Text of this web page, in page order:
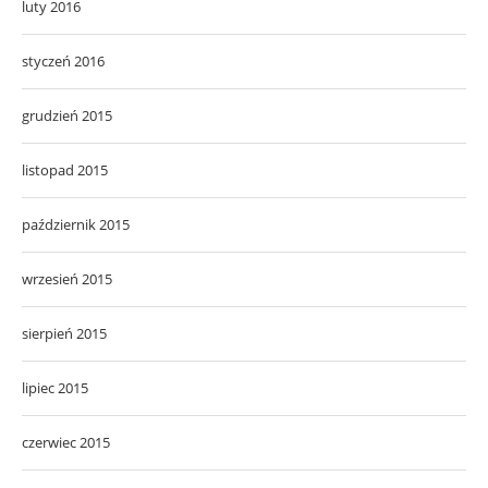
luty 2016
styczeń 2016
grudzień 2015
listopad 2015
październik 2015
wrzesień 2015
sierpień 2015
lipiec 2015
czerwiec 2015